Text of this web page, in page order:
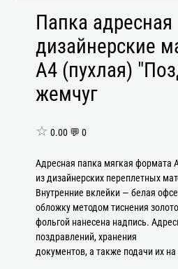
Папка адресная
дизайнерские
А4 (пухлая)
жемчуг
☆ 0.00 💬 0
Адресная папка мягкая формата
из дизайнерских переплетных
Внутренние вклейки — белая
обложку методом тиснения
фольгой нанесена надпись.
поздравлений, хранения
документов, а также подачи их на